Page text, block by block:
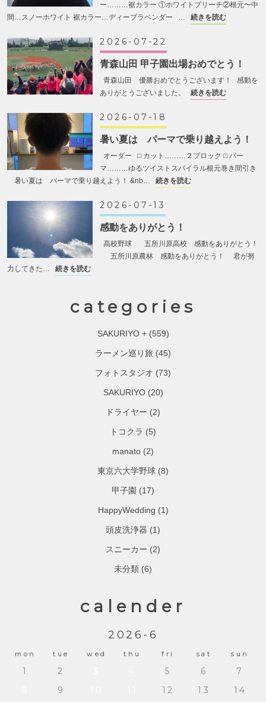
ー………裾カラー ①ホワイトブリーチ②根元〜中
間…スノーホワイト 裾カラー…ディープラベンダー …
続きを読む
2026-07-22
青森山田 甲子園出場おめでとう！
青森山田 優勝おめでとうございます！ 感動を
ありがとうございました。
続きを読む
2026-07-18
暑い夏は パーマで乗り越えよう！
オーダー ⬜︎ カット………２ブロック ⬜︎ パー
マ………ゆるツイストスパイラル根元巻き間引き
暑い夏は パーマで乗り越えよう！ &nb…
続きを読む
2026-07-13
感動をありがとう！
高校野球 五所川原高校 感動をありがとう！
五所川原農林 感動をありがとう！ 君が努
力してきた…
続きを読む
categories
SAKURIYO +(559)
ラーメン巡り旅 (45)
フォトスタジオ (73)
SAKURIYO(20)
ドライヤー (2)
トコクラ (5)
manato (2)
東京六大学野球 (8)
甲子園 (17)
HappyWedding (1)
頭皮洗浄器 (1)
スニーカー (2)
未分類 (6)
calender
2026-6
mon tue wed thu fri sat sun
1 2 5 6
7
9 12 13 14